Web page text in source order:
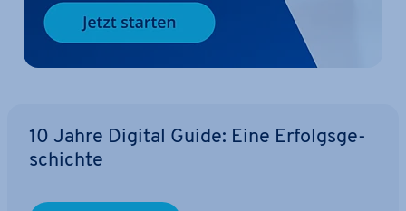
10 Jahre Digital Guide: Eine Er­folgs­ge­
schich­te